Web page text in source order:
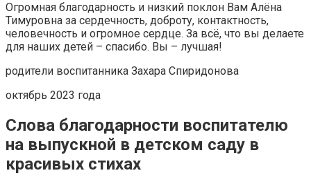
Огромная благодарность и низкий поклон Вам Алёна
Тимуровна за сердечность, доброту, контактность,
человечность и огромное сердце. За всё, что вы делаете
для наших детей – спасибо. Вы – лучшая!
родители воспитанника Захара Спиридонова
октябрь 2023 года
Слова благодарности воспитателю
на выпускной в детском саду в
красивых стихах